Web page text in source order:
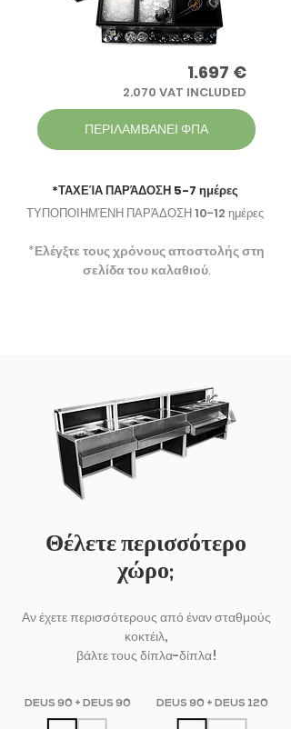
1.697 €
2.070 VAT INCLUDED
ΠΕΡΙΛΑΜΒΑΝΕΙ ΦΠΑ
*ΤΑΧΕΊΑ ΠΑΡΆΔΟΣΗ 5-7 ημέρες
ΤΥΠΟΠΟΙΗΜΈΝΗ ΠΑΡΆΔΟΣΗ 10-12 ημέρες
*Ελέγξτε τους χρόνους αποστολής στη
σελίδα του καλαθιού​.
Θέλετε περισσότερο
χώρο;
Αν έχετε περισσότερους από έναν σταθμούς
κοκτέιλ,
βάλτε τους δίπλα-δίπλα!
DEUS 90 + DEUS 90 DEUS 90 + DEUS 120